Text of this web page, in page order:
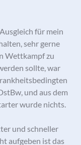
für mein
sehr gerne
Wettkampf zu
sollte, war
und aus dem
wurde nichts.
und schneller
aufgeben ist das